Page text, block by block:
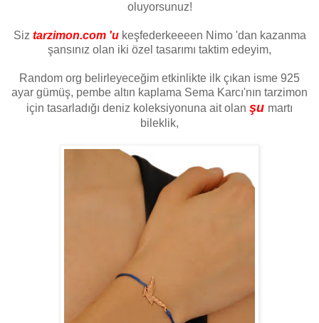
oluyorsunuz!
Siz tarzimon.com 'ukeşfederkeeeen Nimo 'dan kazanma
şansınız olan iki özel tasarımı taktim edeyim,
Random org belirleyeceğim etkinlikte ilk çıkan isme 925
ayar gümüş, pembe altın kaplama Sema Karcı'nın tarzimon
için tasarladığı deniz koleksiyonuna ait olan şu martı
bileklik,